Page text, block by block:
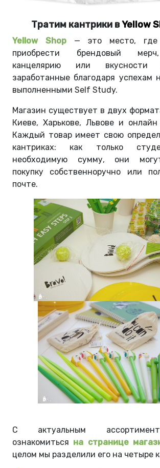
Тратим кантрики вYellow
Yellow Shop — это место, где
приобрести брендовый
канцелярию или вкусности
заработанные благодаря успехам
выполненными Self Study.
Магазин существует в двух
Киеве, Харькове, Львове и
Каждый товар имеет свою
кантриках: как только
необходимую сумму, они
покупку собственноручно или
почте.
С актуальным
ознакомиться на странице
целом мы разделили его на четыре